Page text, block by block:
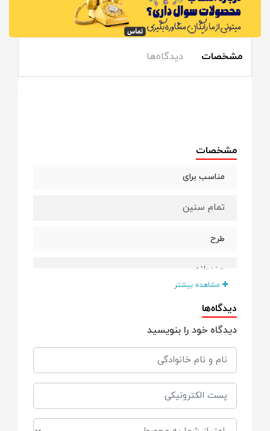
مشخصات دیدگاه‌ها
مشخصات
مناسب برای
تمام سنین
طرح
هندوانه
یلدایی
مشاهده بیشتر
دیدگاه‌ها
دیدگاه خود را بنویسید